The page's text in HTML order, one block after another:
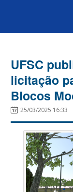
UFSC
licitação
Blocos
25/03/2025 16:33